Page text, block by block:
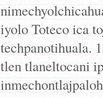
iyolo Toteco ica
techpanotihuala.
tlen tlaneltocani